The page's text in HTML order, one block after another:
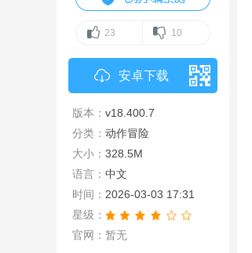
23 10
安卓下载
版本： v18.400.7
分类： 动作冒险
大小： 328.5M
语言： 中文
时间： 2026-03-03 17:31
星级：
官网：暂无